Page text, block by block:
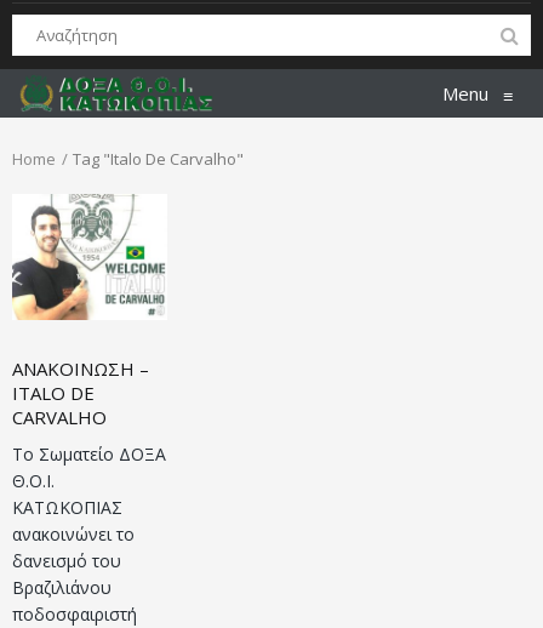
Menu ≡
Home Tag "Italo De Carvalho"
ΑΝΑΚΟΙΝΩΣΗ –
ITALO DE
CARVALHO
Το Σωματείο ΔΟΞΑ
Θ.Ο.Ι.
ΚΑΤΩΚΟΠΙΑΣ
ανακοινώνει το
δανεισμό του
Βραζιλιάνου
ποδοσφαιριστή